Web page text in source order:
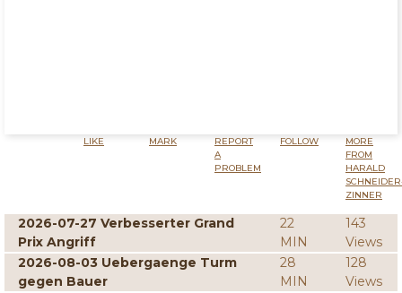
LIKE MARK
REPORT
A
PROBLEM
FOLLOW
MORE
FROM
HARALD
ZINNER
2026-07-27 Verbesserter Grand
Prix Angriff
22
MIN
143
Views
2026-08-03 Uebergaenge Turm
gegen Bauer
28
MIN
128
Views